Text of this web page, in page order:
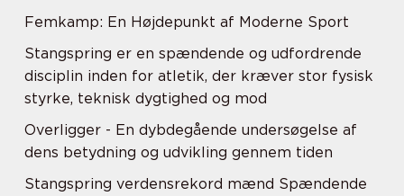
Femkamp: En Højdepunkt af Moderne Sport
Stangspring er en spændende og udfordrende
disciplin inden for atletik, der kræver stor fysisk
styrke, teknisk dygtighed og mod
Overligger - En dybdegående undersøgelse af
dens betydning og udvikling gennem tiden
Stangspring verdensrekord mænd Spændende